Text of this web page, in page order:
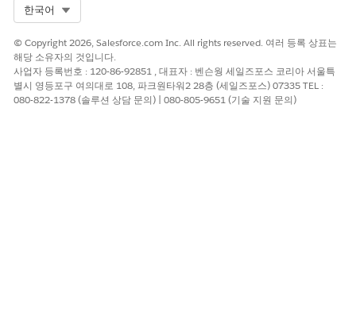
한국어
© Copyright 2026, Salesforce.com Inc. All rights reserved. 여러 등록 상표는
해당 소유자의 것입니다.
사업자 등록번호 : 120-86-92851 , 대표자 : 벤슨웡 세일즈포스 코리아 서울특
별시 영등포구 여의대로 108, 파크원타워2 28층 (세일즈포스) 07335 TEL :
080-822-1378 (솔루션 상담 문의) | 080-805-9651 (기술 지원 문의)